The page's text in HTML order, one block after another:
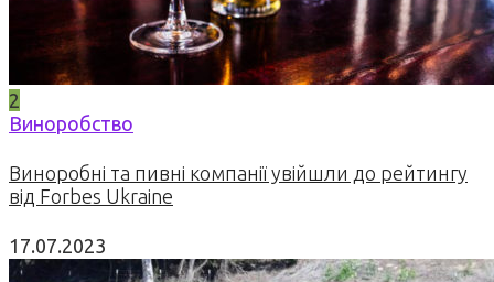
2
Виноробство
Виноробні та пивні компанії увійшли до рейтингу
від Forbes Ukraine
17.07.2023